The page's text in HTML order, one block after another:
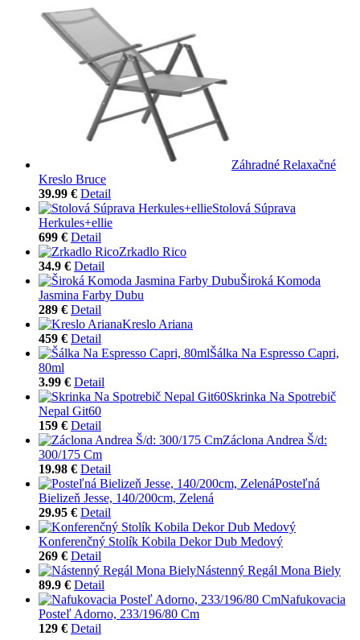
Záhradné Relaxačné
Kreslo Bruce
39.99 € Detail
Stolová Súprava
Herkules+ellie
699 € Detail
Zrkadlo Rico
34.9 € Detail
Široká Komoda
Jasmina Farby Dubu
289 € Detail
Kreslo Ariana
459 € Detail
Šálka Na Espresso Capri,
80ml
3.99 € Detail
Skrinka Na Spotrebič
Nepal Git60
159 € Detail
Záclona Andrea Š/d:
300/175 Cm
19.98 € Detail
Posteľná
Bielizeň Jesse, 140/200cm, Zelená
29.95 € Detail
Konferenčný Stolík Kobila Dekor Dub Medový
269 € Detail
Nástenný Regál Mona Biely
89.9 € Detail
Nafukovacia
Posteľ Adorno, 233/196/80 Cm
129 € Detail